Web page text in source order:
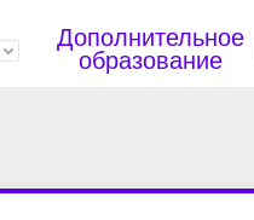
Дополнительное
образование